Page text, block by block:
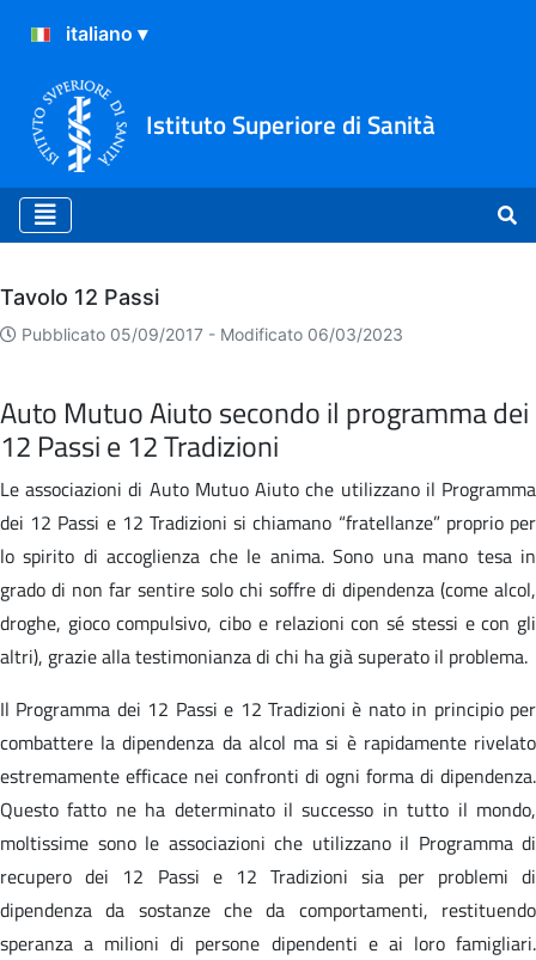
Istituto Superiore di Sanità
Archivio
Tavolo 12 Passi
Pubblicato 05/09/2017 - Modificato 06/03/2023
Auto Mutuo Aiuto secondo il programma dei
12 Passi e 12 Tradizioni
Le associazioni di Auto Mutuo Aiuto che utilizzano il Programma
dei 12 Passi e 12 Tradizioni si chiamano “fratellanze” proprio per
lo spirito di accoglienza che le anima. Sono una mano tesa in
grado di non far sentire solo chi soffre di dipendenza (come alcol,
droghe, gioco compulsivo, cibo e relazioni con sé stessi e con gli
altri), grazie alla testimonianza di chi ha già superato il problema.
Il Programma dei 12 Passi e 12 Tradizioni è nato in principio per
combattere la dipendenza da alcol ma si è rapidamente rivelato
estremamente efficace nei confronti di ogni forma di dipendenza.
Questo fatto ne ha determinato il successo in tutto il mondo,
moltissime sono le associazioni che utilizzano il Programma di
recupero dei 12 Passi e 12 Tradizioni sia per problemi di
dipendenza da sostanze che da comportamenti, restituendo
speranza a milioni di persone dipendenti e ai loro famigliari.